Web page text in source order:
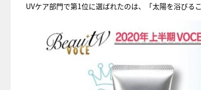
UVケア部門で第1位に選ばれたのは、「太陽を浴びる